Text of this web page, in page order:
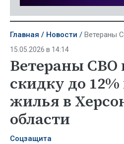
Главная Новости Ветераны СВО получат
15.05.2026 в 14:14
Ветераны СВО
скидку до
жилья в
области
Соцзащита